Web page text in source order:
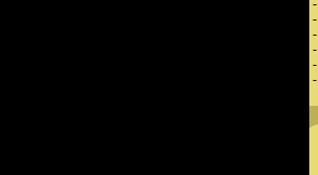
-
-
-
-
-
-